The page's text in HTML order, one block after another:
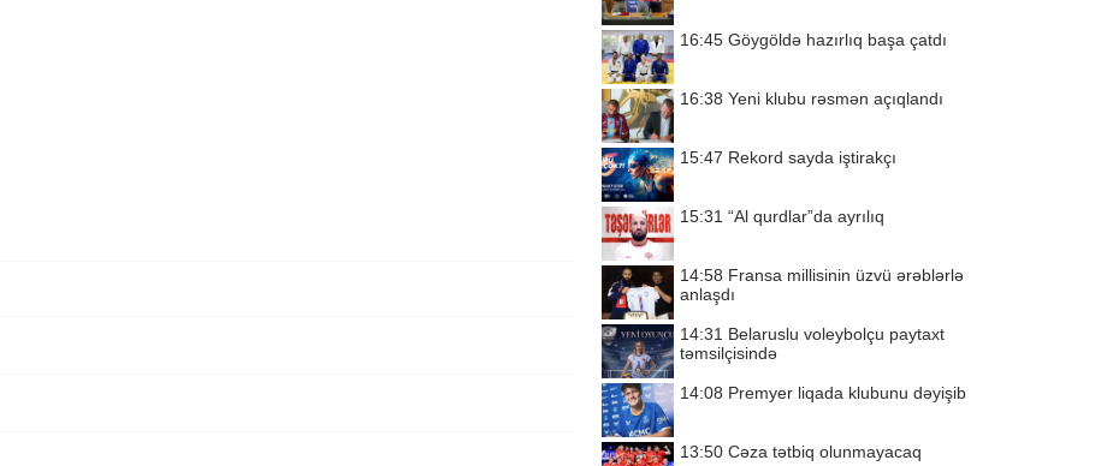
16:45 Göygöldə hazırlıq başa çatdı
16:38 Yeni klubu rəsmən açıqlandı
15:47 Rekord sayda iştirakçı
15:31 “Al qurdlar”da ayrılıq
14:58 Fransa millisinin üzvü ərəblərlə
anlaşdı
14:31 Belaruslu voleybolçu paytaxt
təmsilçisində
14:08 Premyer liqada klubunu dəyişib
13:50 Cəza tətbiq olunmayacaq